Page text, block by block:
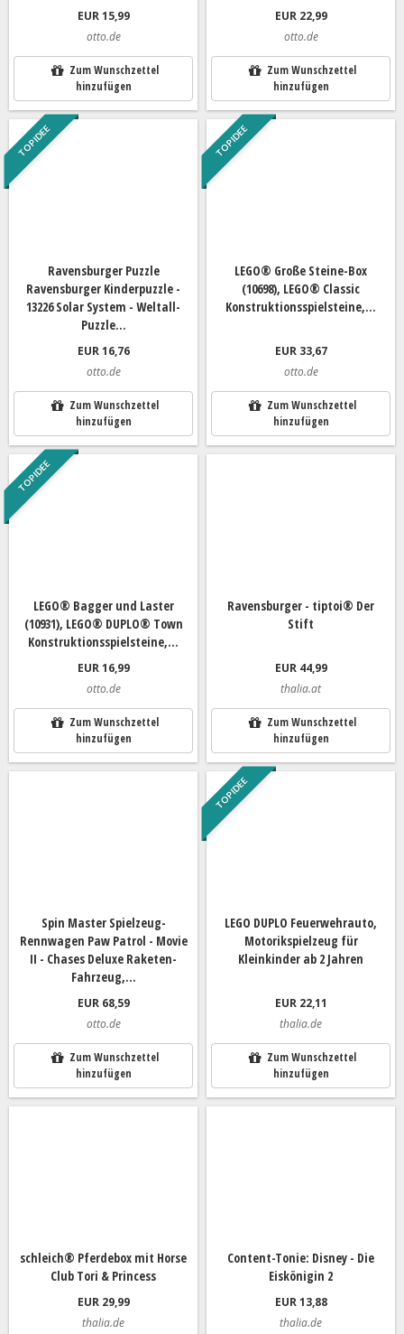
EUR 15,99
otto.de
Zum Wunschzettel
hinzufügen
EUR 22,99
otto.de
Zum Wunschzettel
hinzufügen
TOP IDEE
Ravensburger Puzzle
Ravensburger Kinderpuzzle -
13226 Solar System - Weltall-
Puzzle...
EUR 16,76
otto.de
Zum Wunschzettel
hinzufügen
TOP IDEE
LEGO® Große Steine-Box
(10698), LEGO® Classic
Konstruktionsspielsteine,...
EUR 33,67
otto.de
Zum Wunschzettel
hinzufügen
TOP IDEE
LEGO® Bagger und Laster
(10931), LEGO® DUPLO® Town
Konstruktionsspielsteine,...
EUR 16,99
otto.de
Zum Wunschzettel
hinzufügen
Ravensburger - tiptoi® Der
Stift
EUR 44,99
thalia.at
Zum Wunschzettel
hinzufügen
Spin Master Spielzeug-
Rennwagen Paw Patrol - Movie
II - Chases Deluxe Raketen-
Fahrzeug,...
EUR 68,59
otto.de
Zum Wunschzettel
hinzufügen
TOP IDEE
LEGO DUPLO Feuerwehrauto,
Motorikspielzeug für
Kleinkinder ab 2 Jahren
EUR 22,11
thalia.de
Zum Wunschzettel
hinzufügen
schleich® Pferdebox mit Horse
Club Tori & Princess
EUR 29,99
thalia.de
Content-Tonie: Disney - Die
Eiskönigin 2
EUR 13,88
thalia.de